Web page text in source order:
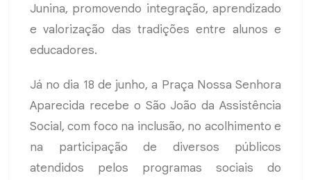
Junina, promovendo integração, aprendizado
e valorização das tradições entre alunos e
educadores.
Já no dia 18 de junho, a Praça Nossa Senhora
Aparecida recebe o São João da Assistência
Social, com foco na inclusão, no acolhimento e
na participação de diversos públicos
atendidos pelos programas sociais do